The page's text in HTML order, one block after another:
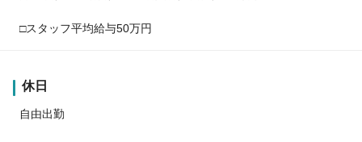
□スタッフ平均給与50万円
休日
自由出勤